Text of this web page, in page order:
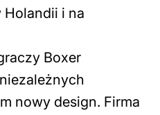
Holandii i na
Boxer
nowy design. Firma